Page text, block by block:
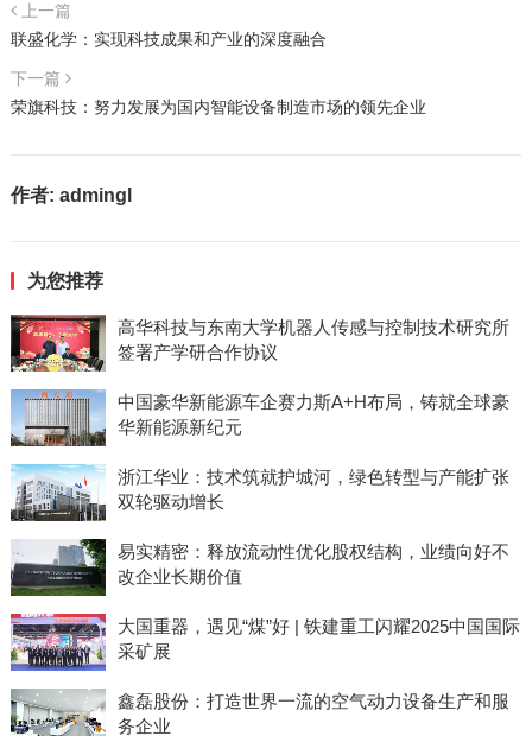
上一篇
联盛化学：实现科技成果和产业的深度融合
下一篇
荣旗科技：努力发展为国内智能设备制造市场的领先企业
作者: admingl
为您推荐
高华科技与东南大学机器人传感与控制技术研究所
签署产学研合作协议
中国豪华新能源车企赛力斯A+H布局，铸就全球豪
华新能源新纪元
浙江华业：技术筑就护城河，绿色转型与产能扩张
双轮驱动增长
易实精密：释放流动性优化股权结构，业绩向好不
改企业长期价值
大国重器，遇见“煤”好 | 铁建重工闪耀2025中国国际
采矿展
鑫磊股份：打造世界一流的空气动力设备生产和服
务企业